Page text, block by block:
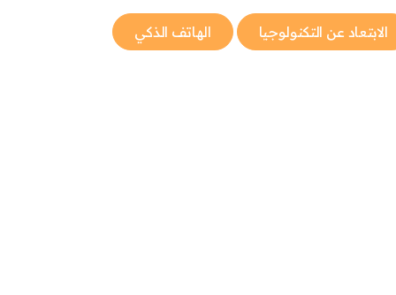
الابتعاد عن التكنولوجيا الهاتف الذكي